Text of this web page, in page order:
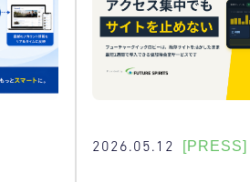
2026.05.12 [PRESS]